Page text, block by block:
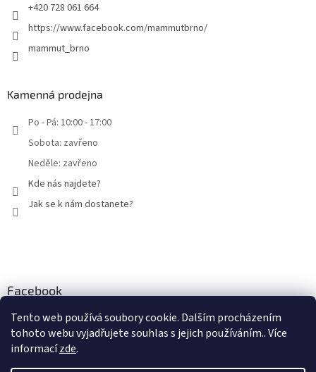
Tento web používá soubory cookie. Dalším procházením
tohoto webu vyjadřujete souhlas s jejich používáním.. Více
informacízde.
+420 728 061 664
https://www.facebook.com/mammutbrno/
mammut_brno
Kamenná prodejna
Po - Pá: 10:00 - 17:00
Sobota: zavřeno
Neděle: zavřeno
Kde nás najdete?
Jak se k nám dostanete?
Facebook
Mammut Brno